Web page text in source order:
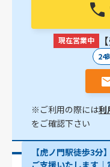
現在営業中
24
※ご利用の際には利
をご確認下さい
【虎ノ門駅徒歩3分